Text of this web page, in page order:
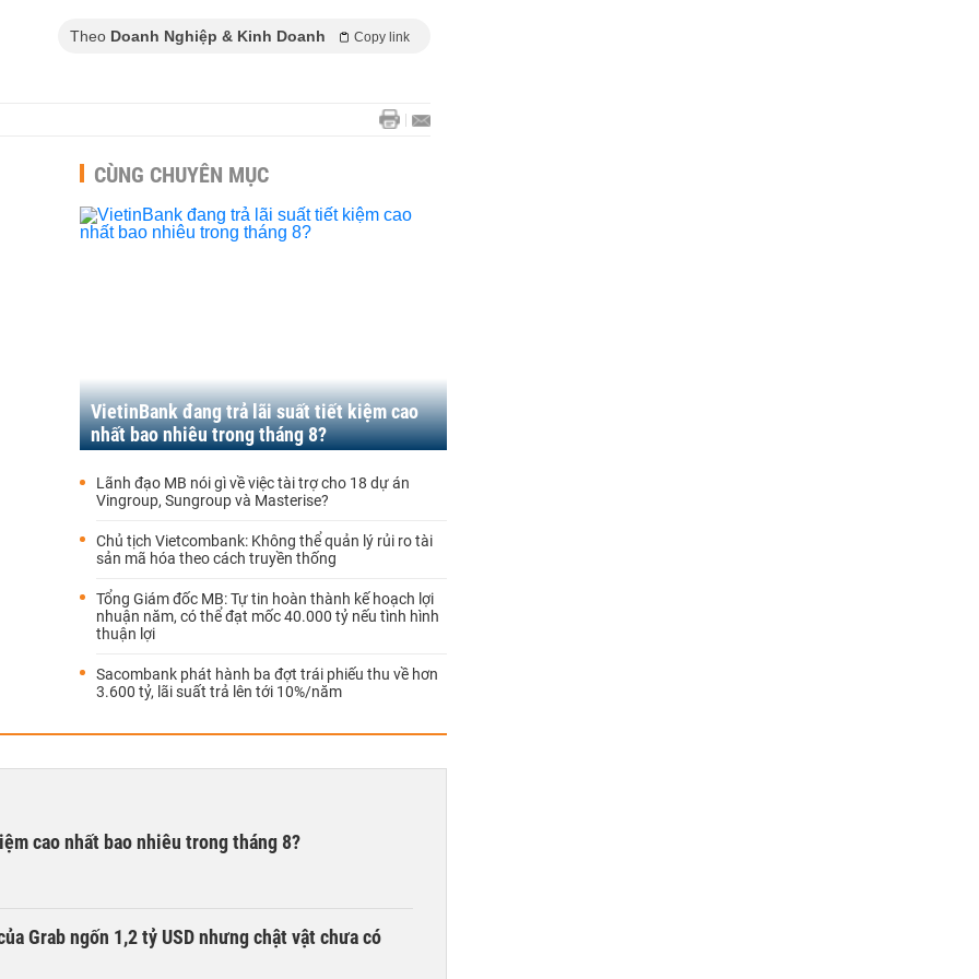
Theo Doanh Nghiệp & Kinh Doanh Copy link
CÙNG CHUYÊN MỤC
VietinBank đang trả lãi suất tiết kiệm cao
nhất bao nhiêu trong tháng 8?
Lãnh đạo MB nói gì về việc tài trợ cho 18 dự án
Vingroup, Sungroup và Masterise?
Chủ tịch Vietcombank: Không thể quản lý rủi ro tài
sản mã hóa theo cách truyền thống
Tổng Giám đốc MB: Tự tin hoàn thành kế hoạch lợi
nhuận năm, có thể đạt mốc 40.000 tỷ nếu tình hình
thuận lợi
Sacombank phát hành ba đợt trái phiếu thu về hơn
3.600 tỷ, lãi suất trả lên tới 10%/năm
cao nhất bao nhiêu trong tháng 8?
Grab ngốn 1,2 tỷ USD nhưng chật vật chưa có